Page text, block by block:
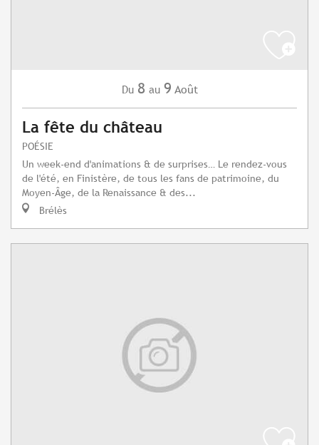
Du 8 au 9 Août
La fête du château
POÉSIE
Un week-end d'animations & de surprises… Le rendez-vous
de l'été, en Finistère, de tous les fans de patrimoine, du
Moyen-Âge, de la Renaissance & des...
Brélès